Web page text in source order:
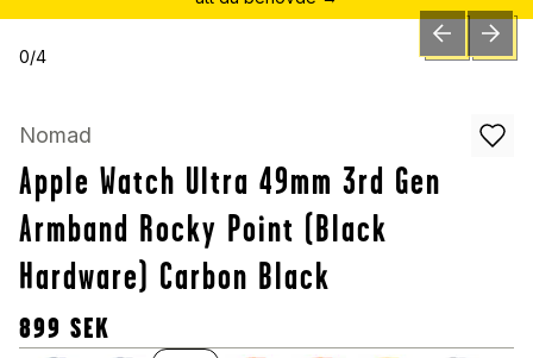
0/4 PREVIOUSNEXT
Nomad
Apple Watch Ultra 49mm 3rd Gen
Armband Rocky Point (Black
Hardware) Carbon Black
899 SEK